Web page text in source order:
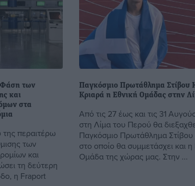
Φάση των
και
στα
της περαιτέρω
των
και
τη δεύτερη
η Fraport
Παγκόσμιο Πρωτάθλημα Στίβου
Κριαρά η Εθνική Ομάδας στην
Από τις 27 έως και τις 31
στη Λίμα του Περού θα
Παγκόσμιο Πρωτάθλημα
στο οποίο θα συμμετάσχει και η
Ομάδα της χώρας μας. Στην ...